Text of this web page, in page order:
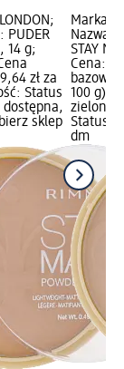
PUDER
14 g;
zł za
Status
dostępna,
sklep
Marka:
Nazwa
STAY
Cena:
bazowa:
100 g);
zielony
Status
dm